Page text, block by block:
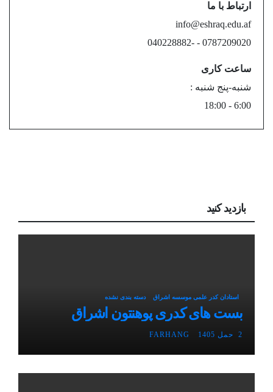
ارتباط با ما
info@eshraq.edu.af
0787209020 - -040228882
ساعت کاری
شنبه-پنج شنبه :
6:00 - 18:00
بازدید کنید
استادان کدر علمی موسسه اشراق دسته بندی نشده
بست های کدری پوهنتون اشراق
2 حمل 1405 FARHANG